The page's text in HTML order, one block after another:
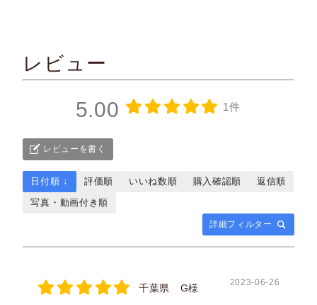
レビュー
5.00 1件
レビューを書く
詳細フィルター
日付順 ↓ 評価順 いいね数順 購入確認順
返信順
写真・動画付き順
千葉県 G様 2023-06-26